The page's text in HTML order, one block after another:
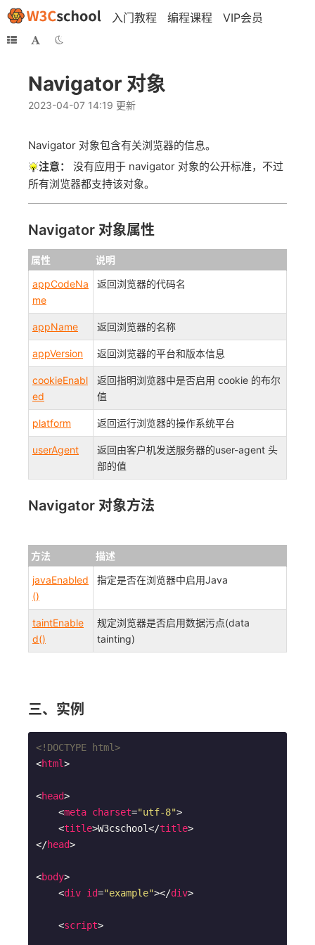
入门教程 编程课程 VIP会员
Navigator 对象
2023-04-07 14:19 更新
Navigator 对象包含有关浏览器的信息。
注意：
没有应用于 navigator 对象的公开标准，不过
所有浏览器都支持该对象。
Navigator 对象属性
属性
说明
appCodeNa
me
返回浏览器的代码名
appName 返回浏览器的名称
appVersion 返回浏览器的平台和版本信息
cookieEnabl
ed
返回指明浏览器中是否启用 cookie 的布尔
值
platform 返回运行浏览器的操作系统平台
userAgent
返回由客户机发送服务器的user-agent 头
部的值
Navigator 对象方法
方法
描述
javaEnabled
()
指定是否在浏览器中启用Java
taintEnable
d()
规定浏览器是否启用数据污点(data
tainting)
三、实例
<!DOCTYPE html>
<html>
<head>
<meta charset="utf-8">
<title>W3cschool</title>
</head>
<body>
<div id="example"></div>
<script>